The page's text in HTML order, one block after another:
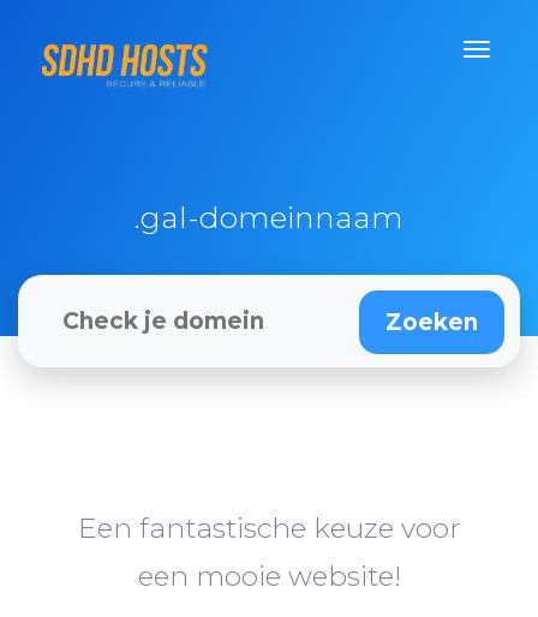
.gal-domeinnaam
Een fantastische keuze voor
een mooie website!